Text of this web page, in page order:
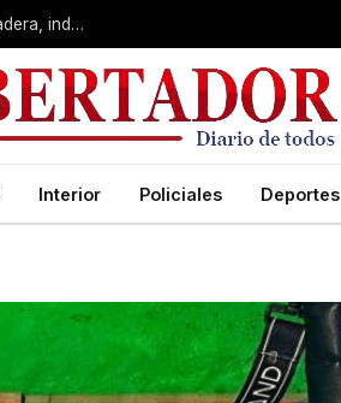
Corrientes: La Rural celebra 90 años con una megamuestra ganadera, industrial y artística
Interior Policiales Deportes